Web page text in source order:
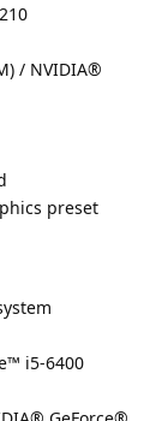
/ NVIDIA®
preset
i5-6400